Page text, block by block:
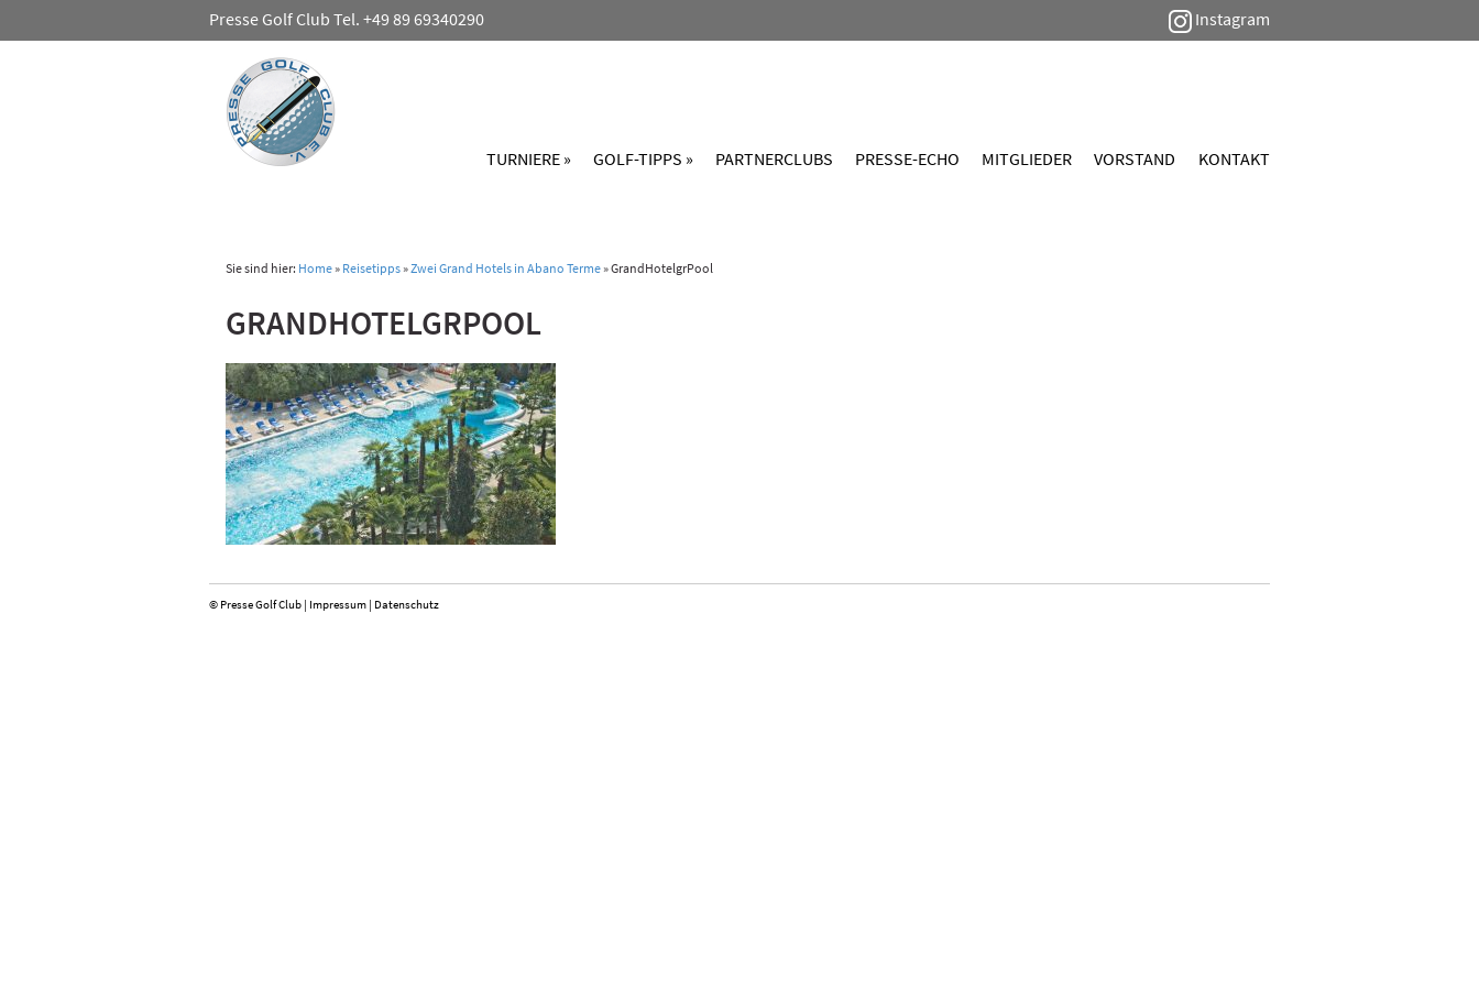
Presse Golf Club Tel. +49 89 69340290 Instagram
TURNIERE » GOLF-TIPPS » PARTNERCLUBS PRESSE-ECHO MITGLIEDER VORSTAND KONTAKT
Sie sind hier: Home» Reisetipps»Zwei Grand Hotels in Abano Terme»GrandHotelgrPool
GRANDHOTELGRPOOL
© Presse Golf Club | Impressum | Datenschutz